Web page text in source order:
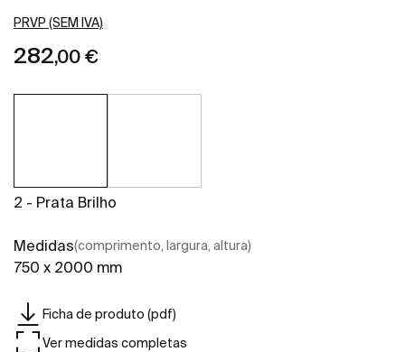
PRVP (SEM IVA)
282,00 €
2 - Prata Brilho
Medidas(comprimento, largura, altura)
750 x 2000 mm
Ficha de produto (pdf)
Ver medidas completas